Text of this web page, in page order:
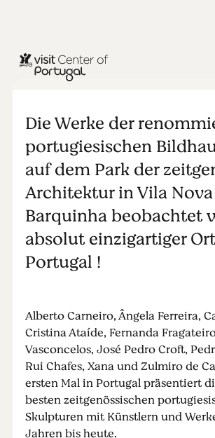
KINDER & FAMILIEN
Vila Nova
Barquinha
Die Werke der
portugiesischen
auf dem Park der
Architektur in Vila
Barquinha beobachtet
absolut einzigartiger
Portugal !
Alberto Carneiro, Ângela Ferreira,
Cristina Ataíde, Fernanda
Vasconcelos, José Pedro Croft,
Rui Chafes, Xana und Zulmiro de
ersten Mal in Portugal präsentiert
besten zeitgenössischen
Skulpturen mit Künstlern und
Jahren bis heute.